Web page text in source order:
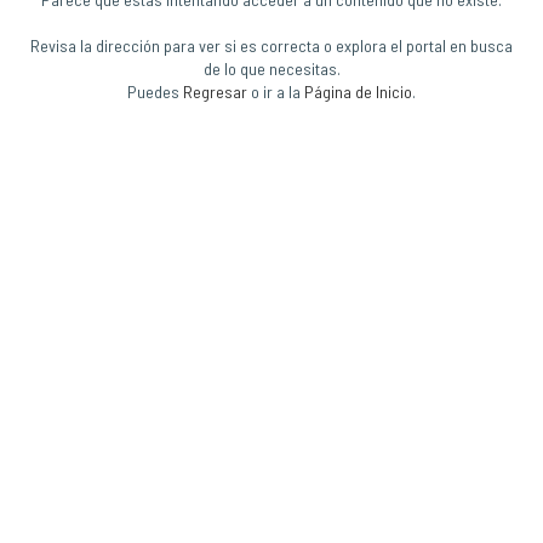
Revisa la dirección para ver si es correcta o explora el portal en busca
de lo que necesitas.
Puedes Regresar o ir a la Página de Inicio.